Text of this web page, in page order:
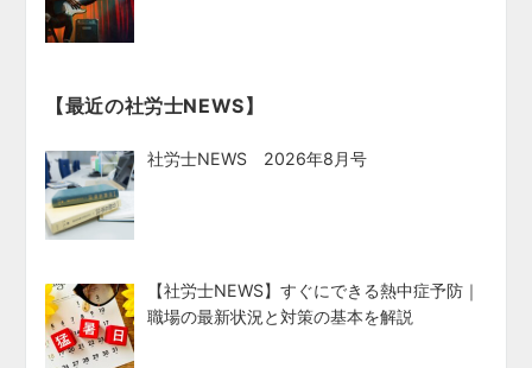
【最近の社労士NEWS】
社労士NEWS 2026年8月号
【社労士NEWS】すぐにできる熱中症予防｜
職場の最新状況と対策の基本を解説